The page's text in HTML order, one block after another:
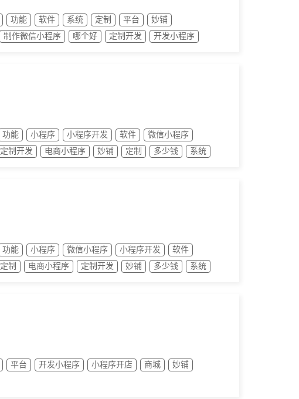
功能 软件 系统 定制 平台
妙铺
制作微信小程序 哪个好 定制开发 开发小程序
功能 小程序 小程序开发 软件
微信小程序
定制开发 电商小程序 妙铺 定制 多少钱 系统
功能 小程序 微信小程序 小程序开发
软件
定制 电商小程序 定制开发 妙铺 多少钱 系统
平台 开发小程序 小程序开店 商城
妙铺